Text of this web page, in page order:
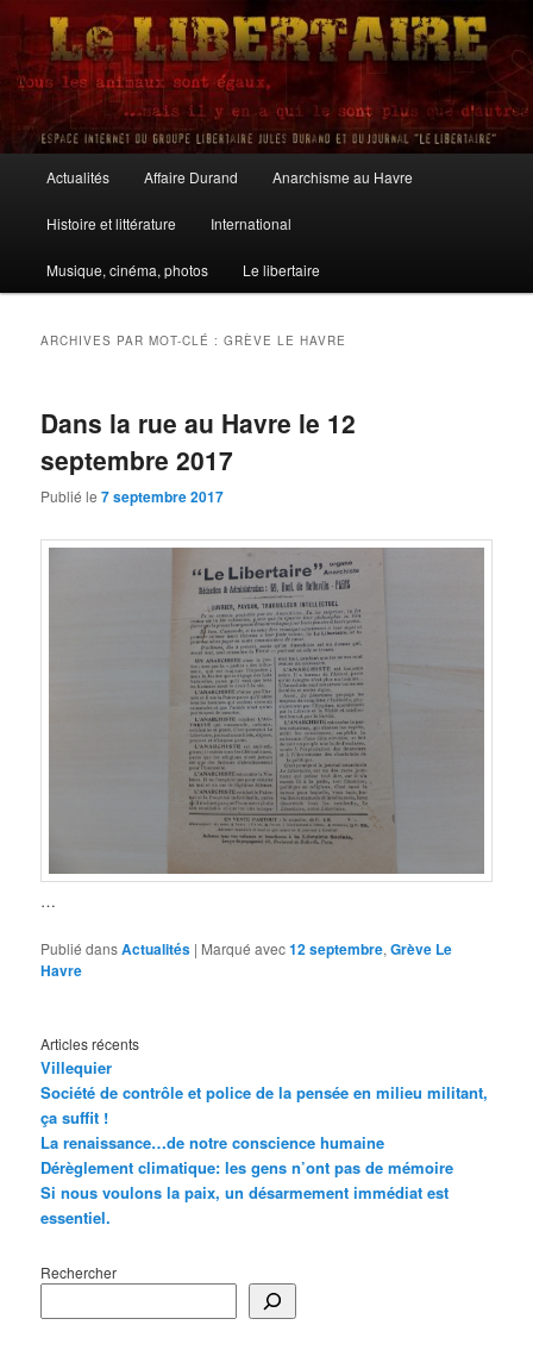
Aller
contenu
principal
Aller
contenu
secondaire
Le Libertaire
principal
Actualités Affaire Durand Anarchisme au Havre
Histoire et littérature International
Musique, cinéma, photos Le libertaire
ARCHIVES PAR MOT-CLÉ :GRÈVE LE HAVRE
Dans la rue au Havre le 12
septembre 2017
Publié le7 septembre 2017
…
Publié dansActualités | Marqué avec12 septembre,Grève Le
Havre
Articles récents
Villequier
Société de contrôle et police de la pensée en milieu militant,
ça suffit !
La renaissance…de notre conscience humaine
Dérèglement climatique: les gens n’ont pas de mémoire
Si nous voulons la paix, un désarmement immédiat est
essentiel.
Rechercher